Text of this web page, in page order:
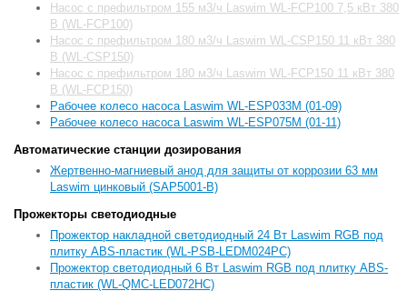
Насос с префильтром 155 м3/ч Laswim WL-FCP100 7,5 кВт 380
В (WL-FCP100)
Насос с префильтром 180 м3/ч Laswim WL-CSP150 11 кВт 380
В (WL-CSP150)
Насос с префильтром 180 м3/ч Laswim WL-FCP150 11 кВт 380
В (WL-FCP150)
Рабочее колесо насоса Laswim WL-ESP033M (01-09)
Рабочее колесо насоса Laswim WL-ESP075M (01-11)
Автоматические станции дозирования
Жертвенно-магниевый анод для защиты от коррозии 63 мм
Laswim цинковый (SAP5001-B)
Прожекторы светодиодные
Прожектор накладной светодиодный 24 Вт Laswim RGB под
плитку ABS-пластик (WL-PSB-LEDM024PC)
Прожектор светодиодный 6 Вт Laswim RGB под плитку ABS-
пластик (WL-QMC-LED072HC)